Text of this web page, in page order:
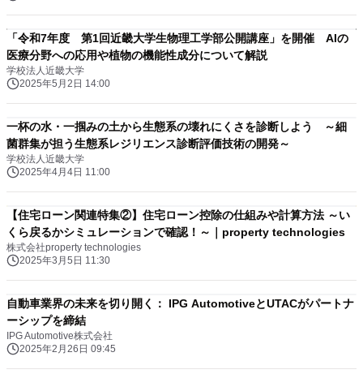
「令和7年度 第1回近畿大学生物理工学部公開講座」を開催 AIの
医療分野への応用や植物の機能性成分について解説
学校法人近畿大学
2025年5月2日 14:00
一杯の水・一掴みの土から生態系の壊れにくさを診断しよう ～細
菌群集が担う生態系レジリエンス診断評価技術の開発～
学校法人近畿大学
2025年4月4日 11:00
【住宅ローン関連特集②】住宅ローン控除の仕組みや計算方法 ～い
くら戻るかシミュレーションで確認！～｜property technologies
株式会社property technologies
2025年3月5日 11:30
自動車業界の未来を切り開く： IPG AutomotiveとUTACがパートナ
ーシップを締結
IPG Automotive株式会社
2025年2月26日 09:45